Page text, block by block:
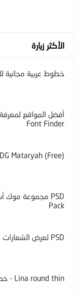
الأكثر زيارة
خطوط عربية مجانية
أفضل المواقع
Font Finder
DG Mataryah (Free) خط مطرية مجاناً
Pack
PSD لعرض الشعارات بطريقة ثلاثية الأبعاد 3D
Lina round thin - خط لينا راوند